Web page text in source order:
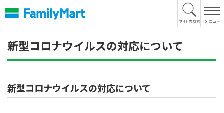
文
へ
新型コロナウイルスの対応について
新型コロナウイルスの対応について